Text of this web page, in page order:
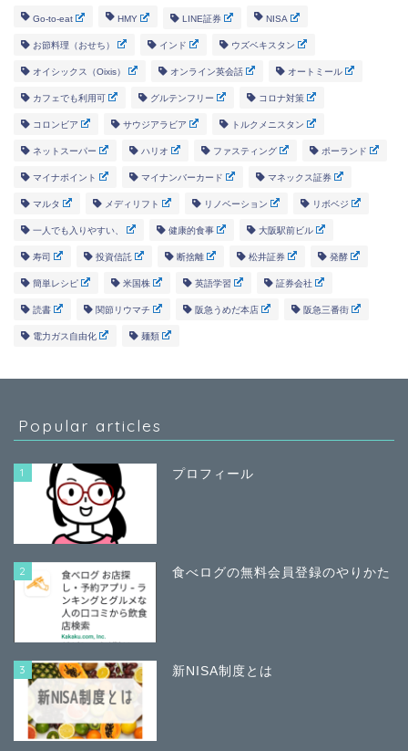
Go-to-eat HMY LINE証券 NISA
お節料理（おせち） インド ウズベキスタン
オイシックス（Oixis） オンライン英会話 オートミール
カフェでも利用可 グルテンフリー コロナ対策
コロンビア サウジアラビア トルクメニスタン
ネットスーパー ハリオ ファスティング ポーランド
マイナポイント マイナンバーカード マネックス証券
マルタ メディリフト リノベーション リボベジ
一人でも入りやすい、 健康的食事 大阪駅前ビル
寿司 投資信託 断捨離 松井証券 発酵
簡単レシピ 米国株 英語学習 証券会社
読書 関節リウマチ 阪急うめだ本店 阪急三番街
電力ガス自由化 麺類
Popular articles
1 プロフィール
2 食べログの無料会員登録のやりかた
3 新NISA制度とは